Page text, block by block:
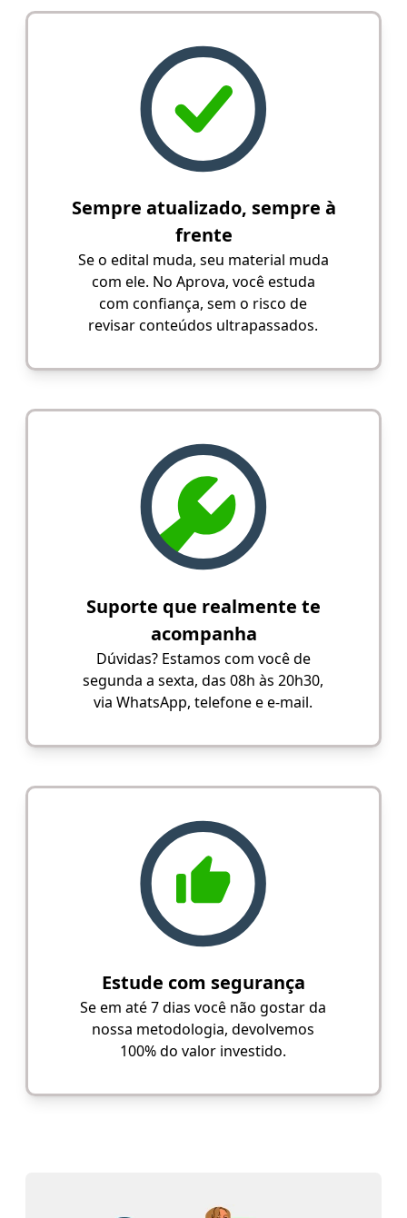
Sempre atualizado, sempre à
frente
Se o edital muda, seu material muda
com ele. No Aprova, você estuda
com confiança, sem o risco de
revisar conteúdos ultrapassados.
Suporte que realmente te
acompanha
Dúvidas? Estamos com você de
segunda a sexta, das 08h às 20h30,
via WhatsApp, telefone e e-mail.
Estude com segurança
Se em até 7 dias você não gostar da
nossa metodologia, devolvemos
100% do valor investido.